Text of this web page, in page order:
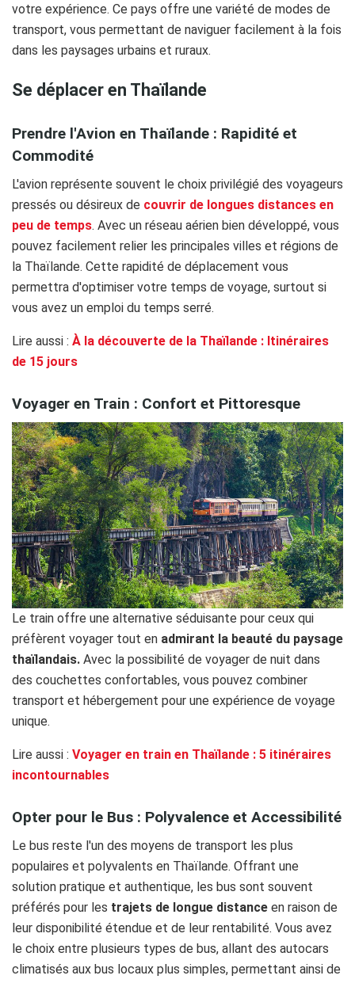
votre expérience. Ce pays offre une variété de modes de
transport, vous permettant de naviguer facilement à la fois
dans les paysages urbains et ruraux.
Se déplacer en Thaïlande
Prendre l'Avion en Thaïlande : Rapidité et
Commodité
L'avion représente souvent le choix privilégié des voyageurs
pressés ou désireux de couvrir de longues distances en
peu de temps. Avec un réseau aérien bien développé, vous
pouvez facilement relier les principales villes et régions de
la Thaïlande. Cette rapidité de déplacement vous
permettra d'optimiser votre temps de voyage, surtout si
vous avez un emploi du temps serré.
Lire aussi : À la découverte de la Thaïlande : Itinéraires
de 15 jours
Voyager en Train : Confort et Pittoresque
Le train offre une alternative séduisante pour ceux qui
préfèrent voyager tout en admirant la beauté du paysage
thaïlandais. Avec la possibilité de voyager de nuit dans
des couchettes confortables, vous pouvez combiner
transport et hébergement pour une expérience de voyage
unique.
Lire aussi : Voyager en train en Thaïlande : 5 itinéraires
incontournables
Opter pour le Bus : Polyvalence et Accessibilité
Le bus reste l'un des moyens de transport les plus
populaires et polyvalents en Thaïlande. Offrant une
solution pratique et authentique, les bus sont souvent
préférés pour les trajets de longue distance en raison de
leur disponibilité étendue et de leur rentabilité. Vous avez
le choix entre plusieurs types de bus, allant des autocars
climatisés aux bus locaux plus simples, permettant ainsi de